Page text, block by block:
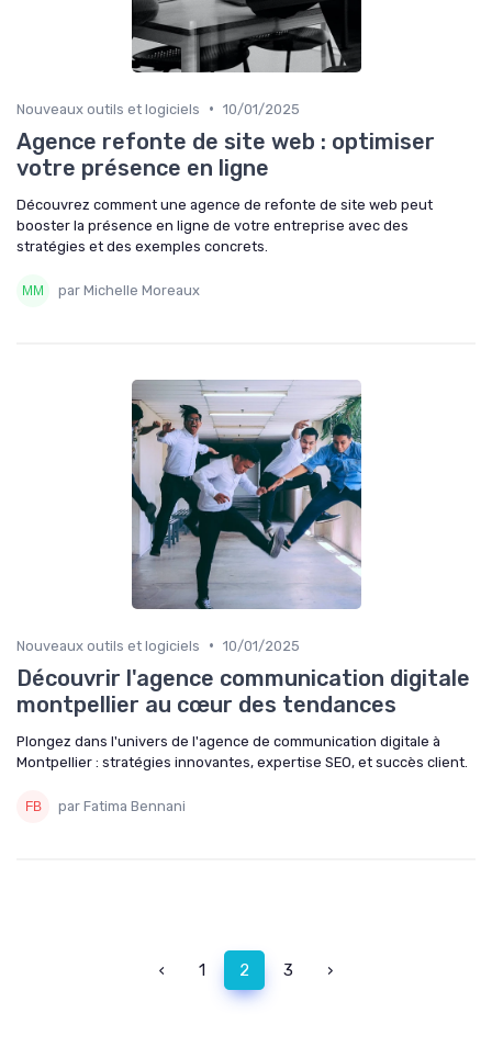
Nouveaux outils et logiciels • 10/01/2025
Agence refonte de site web : optimiser
votre présence en ligne
Découvrez comment une agence de refonte de site web peut
booster la présence en ligne de votre entreprise avec des
stratégies et des exemples concrets.
par Michelle Moreaux
Nouveaux outils et logiciels • 10/01/2025
Découvrir l'agence communication digitale
montpellier au cœur des tendances
Plongez dans l'univers de l'agence de communication digitale à
Montpellier : stratégies innovantes, expertise SEO, et succès client.
par Fatima Bennani
‹ 1 2 3 ›